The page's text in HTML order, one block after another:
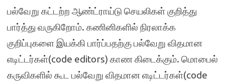
பல்வேறு கட்டற்ற ஆண்ட்ராய்டு செயலிகள் குறித்து
பார்த்து வருகிறோம். கணினிகளில் நிரலாக்க
குறிப்புகளை இயக்கி பார்ப்பதற்கு பல்வேறு விதமான
எடிட்டர்கள்(code editors) காண கிடைக்கும். மொபைல்
கருவிகளில் கூட பல்வேறு விதமான எடிட்டர்கள்(code